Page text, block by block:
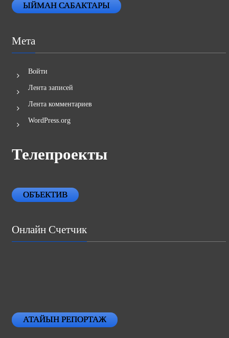
ЫЙМАН САБАКТАРЫ
Мета
Войти
Лента записей
Лента комментариев
WordPress.org
Телепроекты
ОБЪЕКТИВ
Онлайн Счетчик
АТАЙЫН РЕПОРТАЖ